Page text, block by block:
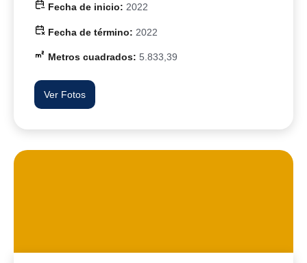
Fecha de inicio: 2022
Fecha de término: 2022
Metros cuadrados: 5.833,39
Ver Fotos